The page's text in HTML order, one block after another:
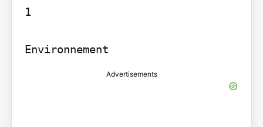
1
Environnement
Advertisements